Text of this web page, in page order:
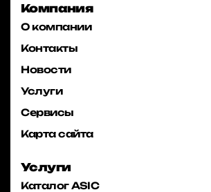
Компания
О компании
Контакты
Новости
Услуги
Сервисы
Карта сайта
Услуги
Каталог ASIC